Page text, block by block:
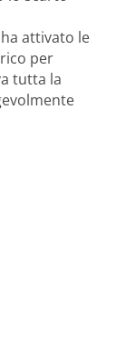
attivato le
per
tutta la